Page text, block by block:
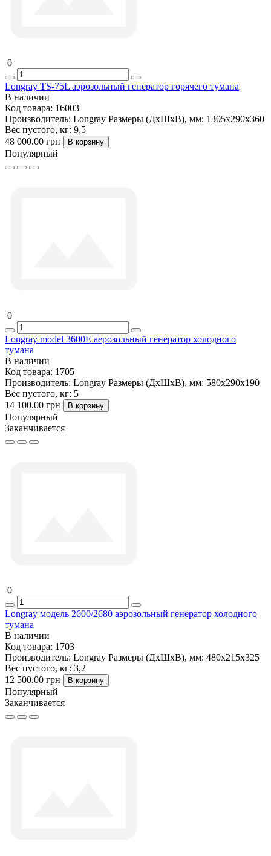
0
Longray TS-75L аэрозольный генератор горячего тумана
В наличии
Код товара: 16003
Производитель: Longray Размеры (ДxШxВ), мм: 1305х290х360
Вес пустого, кг: 9,5
48 000.00 грн
В корзину
Популярный
0
Longray model 3600E аерозольный генератор холодного
тумана
В наличии
Код товара: 1705
Производитель: Longray Размеры (ДxШxВ), мм: 580х290х190
Вес пустого, кг: 5
14 100.00 грн
В корзину
Популярный
Заканчивается
0
Longray модель 2600/2680 аэрозольный генератор холодного
тумана
В наличии
Код товара: 1703
Производитель: Longray Размеры (ДxШxВ), мм: 480х215х325
Вес пустого, кг: 3,2
12 500.00 грн
В корзину
Популярный
Заканчивается